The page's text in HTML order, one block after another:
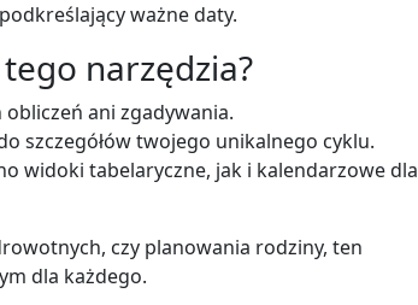
ważne daty.
narzędzia?
ani zgadywania.
szczegółów twojego unikalnego cyklu.
widoki tabelaryczne, jak i kalendarzowe dla
czy planowania rodziny, ten
dla każdego.